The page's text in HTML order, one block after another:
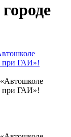
при ГАИ»!